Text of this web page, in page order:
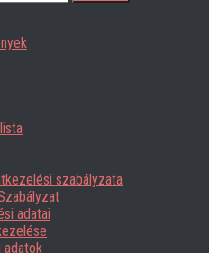
szabályzata
adatai
adatok